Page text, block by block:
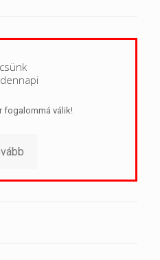
fogalommá válik!